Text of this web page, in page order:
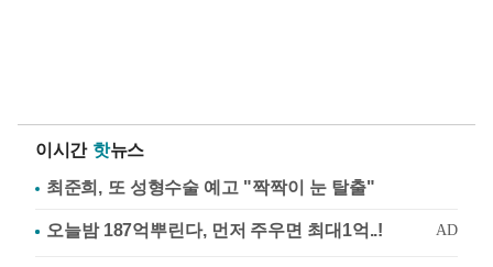
이시간 핫뉴스
최준희, 또 성형수술 예고 "짝짝이 눈 탈출"